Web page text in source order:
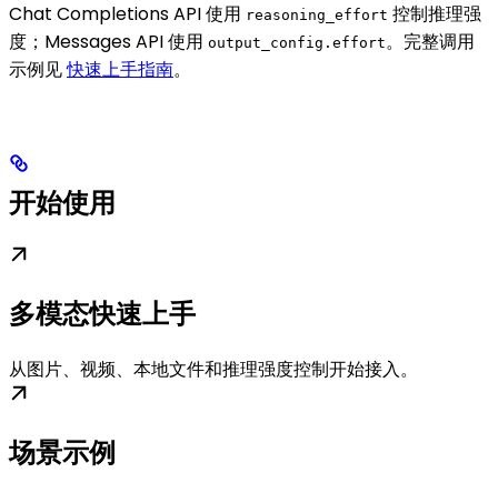
Chat Completions API 使用 reasoning_effort 控制推理强
度；Messages API 使用 output_config.effort。完整调用
示例见快速上手指南。
开始使用
多模态快速上手
从图片、视频、本地文件和推理强度控制开始接入。
场景示例